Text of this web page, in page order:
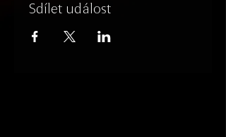
Sdílet událost